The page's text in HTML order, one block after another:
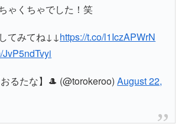
ゃくちゃでした！笑
てみてね↓↓https://t.co/l1IczAPWrN
るたな】🎩 (@torokeroo)August 22,